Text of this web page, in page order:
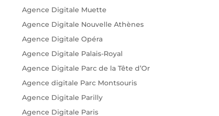
Agence Digitale Muette
Agence Digitale Nouvelle Athènes
Agence Digitale Opéra
Agence Digitale Palais-Royal
Agence Digitale Parc de la Tête d’Or
Agence digitale Parc Montsouris
Agence Digitale Parilly
Agence Digitale Paris